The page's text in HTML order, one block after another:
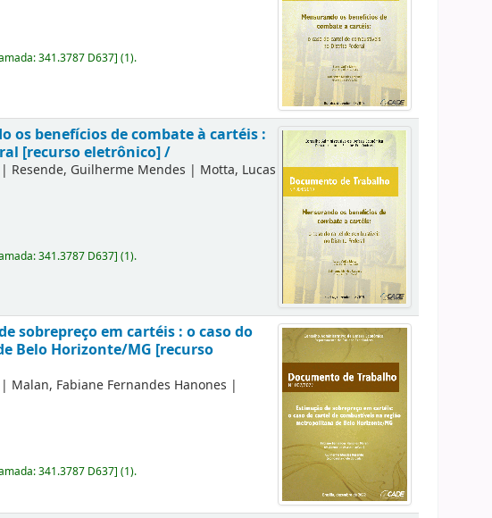
341.3787 D637](1).
os benefícios de combate à cartéis :
[recurso eletrônico] /
| Resende, Guilherme Mendes | Motta, Lucas
341.3787 D637](1).
sobrepreço em cartéis : o caso do
Belo Horizonte/MG [recurso
| Malan, Fabiane Fernandes Hanones |
341.3787 D637](1).